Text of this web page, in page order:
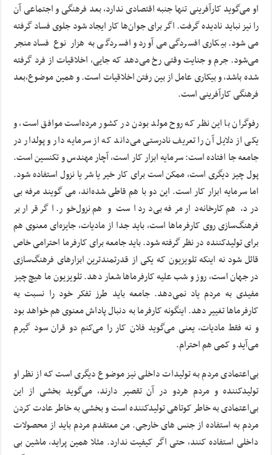
او می‌گوید کارآفرینی تنها جنبه اقتصادی ندارد، بعد فرهنگی و اجتماعی آن
را نیز نباید نادیده گرفت. اگر برای جوان‌ها کار ایجاد شود جلوی فساد گرفته
می‌شود. بیکاری افسردگی می‌آورد و افسردگی به هزار نوع فساد منجر
می‌شود. جرم و جنایت وقتی رخ می‌دهد که جایی، اخلاقیات از فرد گرفته
شده باشد، و بیکاری عامل از بین رفتن اخلاقیات است. و همین موضوع،‌بعد
فرهنگی کارآفرینی است.
رفوگران با این نظر که روح مولد بودن در کشور مرده‌است موافق است، و
یکی از دلایل آن را تعریف نادرستی می‌داند که از سرمایه دار و پولدار در
جامعه جا افتاده است: سرمایه ابزار کار است، آچار مهندس و تکنسین است.
پول چیز دیگری است، ممکن است برای کار خیر یا شر یا نزول استفاده شود.
اما سرمایه ابزار کار است. این دو با هم قاطی شده‌اند، می گویند مرفه بی
درد، هم کارخانه‌دار مرفه بی‌درد است و هم نزول‌خور. اگر قرار بر
فرهنگ‌سازی روی کارفرماها است، باید جدا از مادیات، جایزه‌ای معنوی هم
برای تولیدکننده در نظر گرفته شود. باید جامعه برای کارفرما احترامی خاص
قائل شود نه اینکه تلویزیون که یکی از قدرتمند‌ترین ابزارهای فرهنگ‌سازی
در جهان است، روز و شب علیه کارفرماها شعار دهد. تلویزیون ما هیچ چیز
مفیدی به مردم یاد نمی‌دهد. جامعه باید طرز تفکر خود را نسبت به
کارفرماها تغییر دهد. اینگونه کارفرما به دنبال پاداش معنوی هم خواهد بود
و نه فقط مادیات، یعنی می‌گوید فلان کار را می‌کنم دو قران سود گیرم
می‌آید و کمی هم احترام.
بی‌اعتمادی مردم به تولیدات داخلی نیز موضوع دیگری است که از نظر او
تولید‌کننده و مردم هردو در آن تقصیر دارند، می‌گوید بخشی از این
بی‌اعتمادی به خاطر کوتاهی تولید‌کننده است و بخشی به خاطر عادت کردن
مردم به استفاده از جنس های خارجی. من معتقدم مردم باید از محصولات
داخلی استفاده کنند، حتی اگر کیفیت ندارد. مثلا همین پراید، ماشین بی